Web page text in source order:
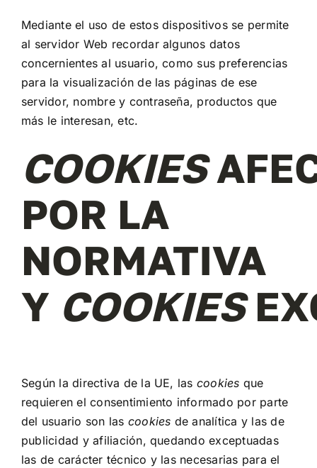
Mediante el uso de estos dispositivos se permite
al servidor Web recordar algunos datos
concernientes al usuario, como sus preferencias
para la visualización de las páginas de ese
servidor, nombre y contraseña, productos que
más le interesan, etc.
COOKIES
POR LA
NORMATIVA
Y COOKIES
Según la directiva de la UE, las cookies que
requieren el consentimiento informado por parte
del usuario son las cookies de analítica y las de
publicidad y afiliación, quedando exceptuadas
las de carácter técnico y las necesarias para el